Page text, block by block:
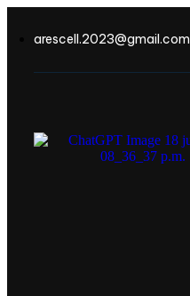
arescell.2023@gmail.com